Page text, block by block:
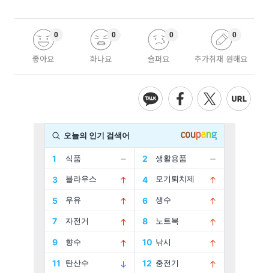
좋아요
0
화나요
0
슬퍼요
0
추가취재 원해요
0